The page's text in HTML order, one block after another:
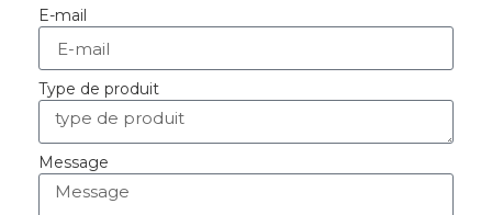
E-mail
Type de produit
Message